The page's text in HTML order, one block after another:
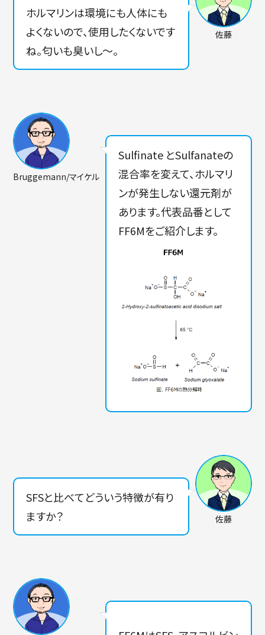
ホルマリンは環境にも人体にも
よくないので、使用したくないです
ね。匂いも臭いし～。
佐藤
Bruggemann/マイケル
Sulfinate とSulfanateの
混合率を変えて、ホルマリ
ンが発生しない還元剤が
あります。代表品番として
FF6Mをご紹介します。
SFSと比べてどういう特徴が有り
ますか？
佐藤